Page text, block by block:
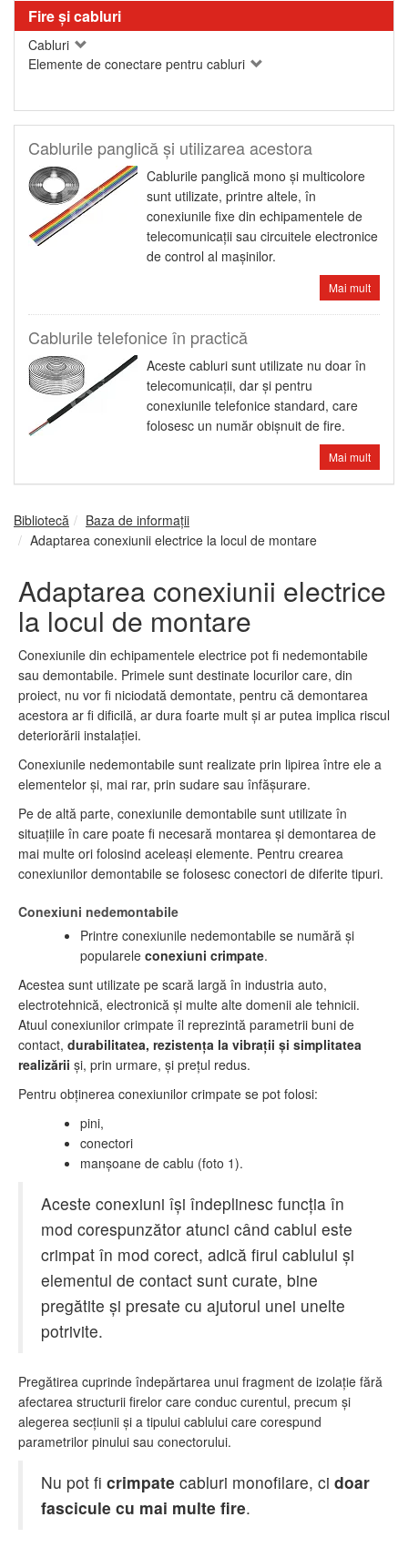
Fire şi cabluri
Cabluri
Elemente de conectare pentru cabluri
Cablurile panglică şi utilizarea acestora
Cablurile panglică mono şi multicolore
sunt utilizate, printre altele, în
conexiunile fixe din echipamentele de
telecomunicaţii sau circuitele electronice
de control al maşinilor.
Mai mult
Cablurile telefonice în practică
Aceste cabluri sunt utilizate nu doar în
telecomunicaţii, dar şi pentru
conexiunile telefonice standard, care
folosesc un număr obişnuit de fire.
Mai mult
Bibliotecă
Baza de informații
Adaptarea conexiunii electrice la locul de montare
Adaptarea conexiunii electrice
la locul de montare
Conexiunile din echipamentele electrice pot fi nedemontabile
sau demontabile. Primele sunt destinate locurilor care, din
proiect, nu vor fi niciodată demontate, pentru că demontarea
acestora ar fi dificilă, ar dura foarte mult şi ar putea implica riscul
deteriorării instalaţiei.
Conexiunile nedemontabile sunt realizate prin lipirea între ele a
elementelor şi, mai rar, prin sudare sau înfăşurare.
Pe de altă parte, conexiunile demontabile sunt utilizate în
situaţiile în care poate fi necesară montarea şi demontarea de
mai multe ori folosind aceleaşi elemente. Pentru crearea
conexiunilor demontabile se folosesc conectori de diferite tipuri.
Conexiuni nedemontabile
Printre conexiunile nedemontabile se numără şi
popularele conexiuni crimpate.
Acestea sunt utilizate pe scară largă în industria auto,
electrotehnică, electronică şi multe alte domenii ale tehnicii.
Atuul conexiunilor crimpate îl reprezintă parametrii buni de
contact, durabilitatea, rezistenţa la vibraţii şi simplitatea
realizării şi, prin urmare, şi preţul redus.
Pentru obţinerea conexiunilor crimpate se pot folosi:
pini,
conectori
manşoane de cablu (foto 1).
Aceste conexiuni îşi îndeplinesc funcţia în
mod corespunzător atunci când cablul este
crimpat în mod corect, adică firul cablului şi
elementul de contact sunt curate, bine
pregătite şi presate cu ajutorul unei unelte
potrivite.
Pregătirea cuprinde îndepărtarea unui fragment de izolaţie fără
afectarea structurii firelor care conduc curentul, precum şi
alegerea secţiunii şi a tipului cablului care corespund
parametrilor pinului sau conectorului.
Nu pot fi crimpate cabluri monofilare, ci doar
fascicule cu mai multe fire.